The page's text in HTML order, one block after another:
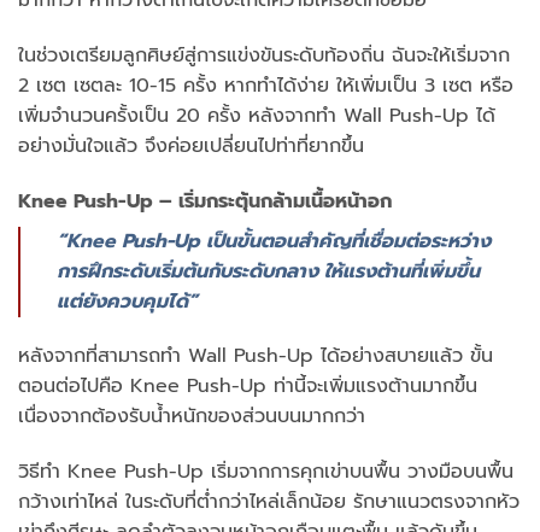
ในช่วงเตรียมลูกศิษย์สู่การแข่งขันระดับท้องถิ่น ฉันจะให้เริ่มจาก
2 เซต เซตละ 10-15 ครั้ง หากทำได้ง่าย ให้เพิ่มเป็น 3 เซต หรือ
เพิ่มจำนวนครั้งเป็น 20 ครั้ง หลังจากทำ Wall Push-Up ได้
อย่างมั่นใจแล้ว จึงค่อยเปลี่ยนไปท่าที่ยากขึ้น
Knee Push-Up – เริ่มกระตุ้นกล้ามเนื้อหน้าอก
“Knee Push-Up เป็นขั้นตอนสำคัญที่เชื่อมต่อระหว่าง
การฝึกระดับเริ่มต้นกับระดับกลาง ให้แรงต้านที่เพิ่มขึ้น
แต่ยังควบคุมได้”
หลังจากที่สามารถทำ Wall Push-Up ได้อย่างสบายแล้ว ขั้น
ตอนต่อไปคือ Knee Push-Up ท่านี้จะเพิ่มแรงต้านมากขึ้น
เนื่องจากต้องรับน้ำหนักของส่วนบนมากกว่า
วิธีทำ Knee Push-Up เริ่มจากการคุกเข่าบนพื้น วางมือบนพื้น
กว้างเท่าไหล่ ในระดับที่ต่ำกว่าไหล่เล็กน้อย รักษาแนวตรงจากหัว